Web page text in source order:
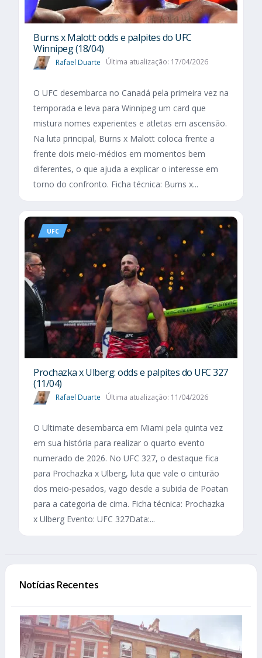
Burns x Malott: odds e palpites do UFC
Winnipeg (18/04)
Rafael Duarte Última atualização: 17/04/2026
O UFC desembarca no Canadá pela primeira vez na
temporada e leva para Winnipeg um card que
mistura nomes experientes e atletas em ascensão.
Na luta principal, Burns x Malott coloca frente a
frente dois meio-médios em momentos bem
diferentes, o que ajuda a explicar o interesse em
torno do confronto. Ficha técnica: Burns x...
UFC
Prochazka x Ulberg: odds e palpites do UFC 327
(11/04)
Rafael Duarte Última atualização: 11/04/2026
O Ultimate desembarca em Miami pela quinta vez
em sua história para realizar o quarto evento
numerado de 2026. No UFC 327, o destaque fica
para Prochazka x Ulberg, luta que vale o cinturão
dos meio-pesados, vago desde a subida de Poatan
para a categoria de cima. Ficha técnica: Prochazka
x Ulberg Evento: UFC 327Data:...
Notícias Recentes